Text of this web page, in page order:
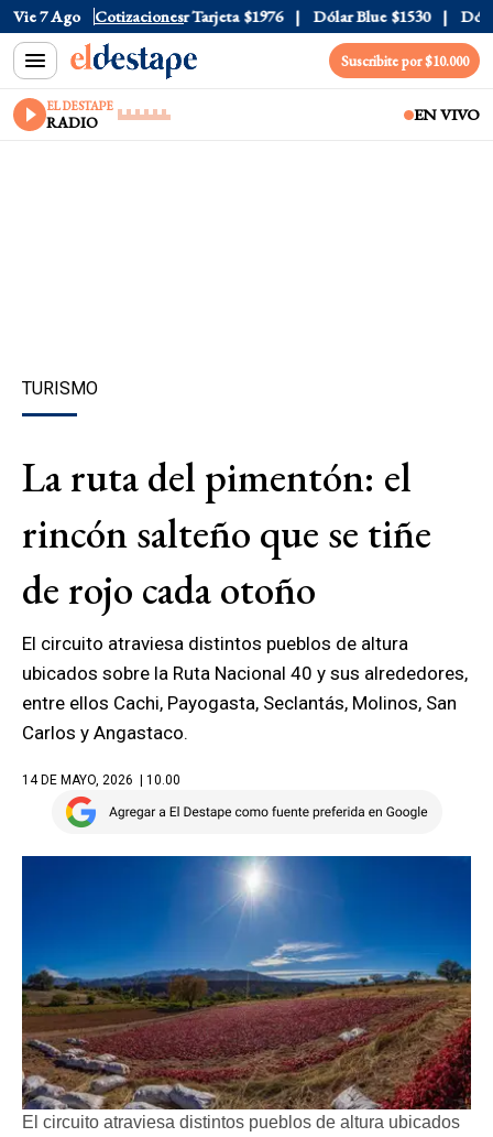
Vie 7 Ago Cotizaciones
$1520 Dólar Tarjeta $1976 Dólar Blue $1530 Dólar
Suscribite por $10.000
EL DESTAPE
RADIO EN VIVO
TURISMO
La ruta del pimentón: el
rincón salteño que se tiñe
de rojo cada otoño
El circuito atraviesa distintos pueblos de altura
ubicados sobre la Ruta Nacional 40 y sus alrededores,
entre ellos Cachi, Payogasta, Seclantás, Molinos, San
Carlos y Angastaco.
14 DE MAYO, 2026 | 10.00
El circuito atraviesa distintos pueblos de altura ubicados